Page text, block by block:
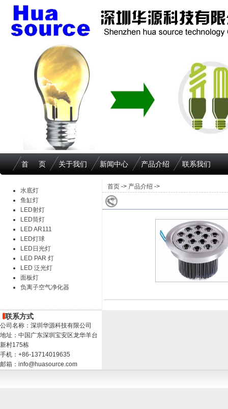
首 页 关于我们 新闻中心 产品介绍 联系我们
水底灯
鱼缸灯
LED射灯
LED筒灯
LED AR111
LED灯球
LED日光灯
LED PAR 灯
LED 泛光灯
面板灯
负离子空气净化器
联系方式
公司名称：深圳华源科技有限公司
地址：中国广东深圳宝安区龙华羊台
新村175栋
手机：+86-13714019635
邮箱：info@huasource.com
首页 -> 产品介绍 ->